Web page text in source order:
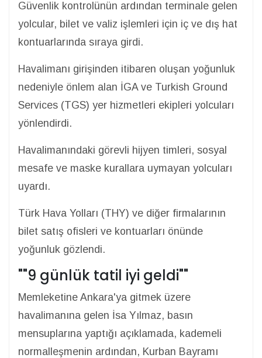
Güvenlik kontrolünün ardından terminale gelen
yolcular, bilet ve valiz işlemleri için iç ve dış hat
kontuarlarında sıraya girdi.
Havalimanı girişinden itibaren oluşan yoğunluk
nedeniyle önlem alan İGA ve Turkish Ground
Services (TGS) yer hizmetleri ekipleri yolcuları
yönlendirdi.
Havalimanındaki görevli hijyen timleri, sosyal
mesafe ve maske kurallara uymayan yolcuları
uyardı.
Türk Hava Yolları (THY) ve diğer firmalarının
bilet satış ofisleri ve kontuarları önünde
yoğunluk gözlendi.
""9 günlük tatil iyi geldi""
Memleketine Ankara'ya gitmek üzere
havalimanına gelen İsa Yılmaz, basın
mensuplarına yaptığı açıklamada, kademeli
normalleşmenin ardından, Kurban Bayramı